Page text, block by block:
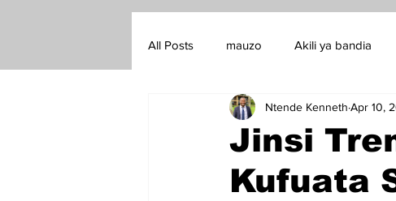
All Posts mauzo Akili ya bandia
Trembi Campaigns Loop selling
Jinsi
Kufuata
Ntende Kenneth Apr 10,